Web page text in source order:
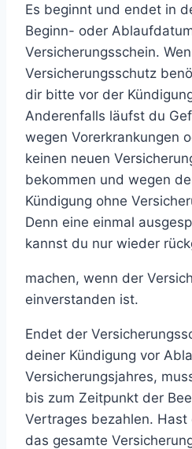
Es beginnt und endet in
Beginn- oder
Versicherungsschein.
Versicherungsschutz
dir bitte vor der
Anderenfalls läufst du
wegen Vorerkrankungen
keinen neuen
bekommen und wegen
Kündigung ohne
Denn eine einmal
kannst du nur wieder
machen, wenn der
einverstanden ist.
Endet der
deiner Kündigung vor
Versicherungsjahres,
bis zum Zeitpunkt der
Vertrages bezahlen.
das gesamte